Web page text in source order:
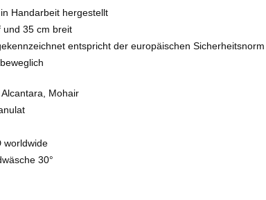
Handarbeit hergestellt
und 35 cm breit
entspricht der europäischen Sicherheitsnorm
Mohair
worldwide
30°